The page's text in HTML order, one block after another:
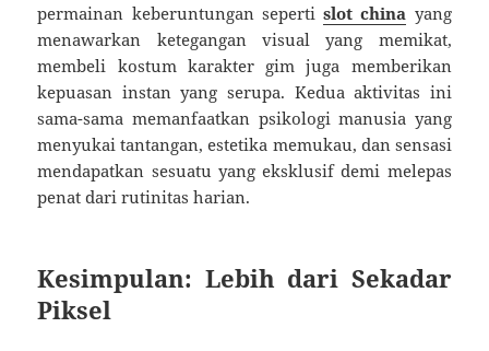
permainan keberuntungan sepertislot china yang
menawarkan ketegangan visual yang memikat,
membeli kostum karakter gim juga memberikan
kepuasan instan yang serupa. Kedua aktivitas ini
sama-sama memanfaatkan psikologi manusia yang
menyukai tantangan, estetika memukau, dan sensasi
mendapatkan sesuatu yang eksklusif demi melepas
penat dari rutinitas harian.
Kesimpulan: Lebih dari Sekadar
Piksel